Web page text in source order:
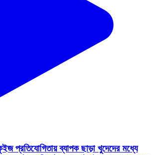
প্রতিযোগিতায় ব্যাপক ছাড়া খুদেদের মধ্যে